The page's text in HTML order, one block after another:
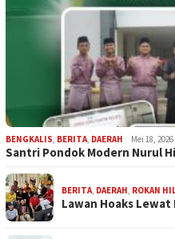
BENGKALIS BERITA DAERAH Mei 18, 2026
Santri Pondok Modern Nurul
BERITA DAERAH ROKAN
Lawan Hoaks